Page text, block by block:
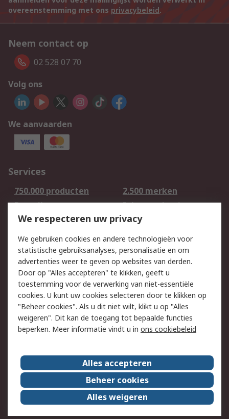
overeenstemming met ons privacybeleid.
Neem contact op
02 528 07 70
Volg ons
We aanvaarden
Services
750.000 producten
2.500 merken
Bestellen
Inkoopoplossingen
Retouren
Technisch advies
Track & Trace
Wettelijk
Cookiebeleid
Email veiligheid
Privacybeleid -
Bijgewerkt
Websitevoorwaarden
Algemene
verkoopvoorwaarden
Over RS
RS Group
Over ons
RS wereldwijd
Werken bij RS
ESG
We respecteren uw privacy
We gebruiken cookies en andere technologieën voor
statistische gebruiksanalyses, personalisatie en om
advertenties weer te geven op websites van derden.
Door op "Alles accepteren" te klikken, geeft u
toestemming voor de verwerking van niet-essentiële
cookies. U kunt uw cookies selecteren door te klikken op
"Beheer cookies". Als u dit niet wilt, klikt u op "Alles
weigeren". Dit kan de toegang tot bepaalde functies
beperken. Meer informatie vindt u in ons cookiebeleid
Alles accepteren
Beheer cookies
Alles weigeren